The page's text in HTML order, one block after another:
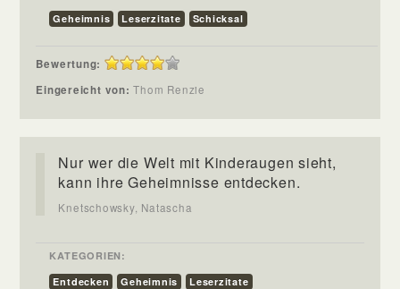
Geheimnis
Leserzitate Schicksal
Bewertung:
Eingereicht von:Thom Renzie
Nur wer die Welt mit Kinderaugen sieht,
kann ihre Geheimnisse entdecken.
Knetschowsky, Natascha
KATEGORIEN:
Entdecken
Geheimnis Leserzitate